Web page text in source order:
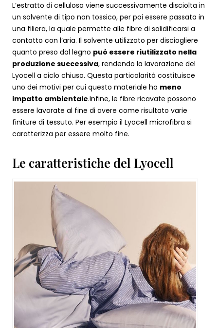
L’estratto di cellulosa viene successivamente disciolta in
un solvente di tipo non tossico, per poi essere passata in
una filiera, la quale permette alle fibre di solidificarsi a
contatto con l’aria. Il solvente utilizzato per disciogliere
quanto preso dal legno può essere riutilizzato nella
produzione successiva, rendendo la lavorazione del
Lyocell a ciclo chiuso. Questa particolarità costituisce
uno dei motivi per cui questo materiale ha meno
impatto ambientale.Infine, le fibre ricavate possono
essere lavorate al fine di avere come risultato varie
finiture di tessuto. Per esempio il Lyocell microfibra si
caratterizza per essere molto fine.
Le caratteristiche del Lyocell